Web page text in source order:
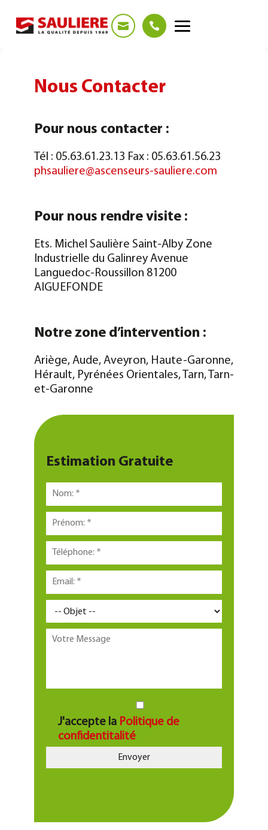
Nous Contacter
Pour nous contacter :
Tél : 05.63.61.23.13 Fax : 05.63.61.56.23
phsauliere@ascenseurs-sauliere.com
Pour nous rendre visite :
Ets. Michel Saulière Saint-AlbyZone
Industrielle du GalinreyAvenue
Languedoc-Roussillon 81200
AIGUEFONDE
Notre zone d’intervention :
Ariège, Aude, Aveyron, Haute-Garonne,
Hérault,Pyrénées Orientales, Tarn, Tarn-
et-Garonne
Estimation Gratuite
J'accepte la Politique de
confidentitalité